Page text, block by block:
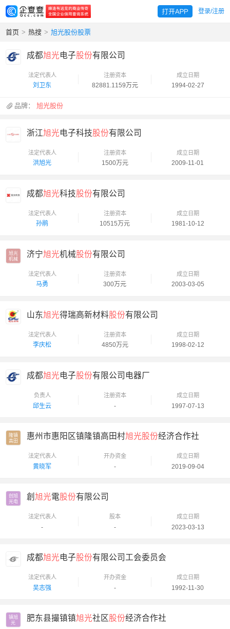
登录/注册
首页 > 热搜 > 旭光股份股票
成都旭光电子股份有限公司
法定代表人
刘卫东
注册资本
82881.1159万元
成立日期
1994-02-27
品牌：旭光股份
浙江旭光电子科技股份有限公司
法定代表人
洪旭光
注册资本
1500万元
成立日期
2009-11-01
成都旭光科技股份有限公司
法定代表人
孙鹃
注册资本
10515万元
成立日期
1981-10-12
旭光
机械
济宁旭光机械股份有限公司
法定代表人
马勇
注册资本
300万元
成立日期
2003-03-05
山东旭光得瑞高新材料股份有限公司
法定代表人
李庆松
注册资本
4850万元
成立日期
1998-02-12
成都旭光电子股份有限公司电器厂
负责人
邱生云
注册资本
-
成立日期
1997-07-13
隆镇
高田
惠州市惠阳区镇隆镇高田村旭光股份经济合作社
法定代表人
黄晓军
开办资金
-
成立日期
2019-09-04
创旭
光电
創旭光電股份有限公司
法定代表人
-
股本
-
成立日期
2023-03-13
成都旭光电子股份有限公司工会委员会
法定代表人
吴志强
开办资金
-
成立日期
1992-11-30
镇旭
光
肥东县撮镇镇旭光社区 股份经济合作社